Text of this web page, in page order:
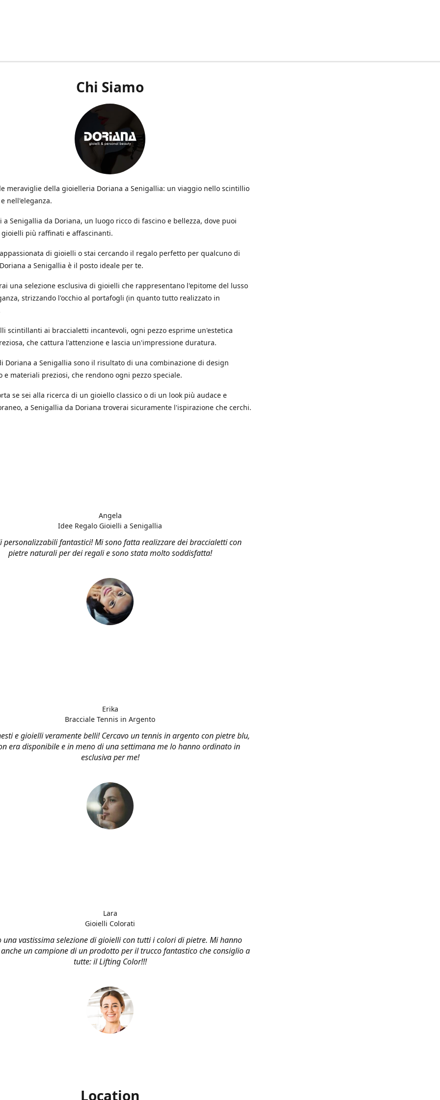
Chi Siamo
meraviglie della gioielleria Doriana a Senigallia: un viaggio nello scintillio
nell'eleganza.
a Senigallia da Doriana, un luogo ricco di fascino e bellezza, dove puoi
più raffinati e affascinanti.
di gioielli o stai cercando il regalo perfetto per qualcuno di
a Senigallia è il posto ideale per te.
una selezione esclusiva di gioielli che rappresentano l'epitome del lusso
strizzando l'occhio al portafogli (in quanto tutto realizzato in
scintillanti ai braccialetti incantevoli, ogni pezzo esprime un'estetica
che cattura l'attenzione e lascia un'impressione duratura.
Doriana a Senigallia sono il risultato di una combinazione di design
e materiali preziosi, che rendono ogni pezzo speciale.
se sei alla ricerca di un gioiello classico o di un look più audace e
a Senigallia da Doriana troverai sicuramente l'ispirazione che cerchi.
personalizzabili fantastici! Mi sono fatta realizzare dei braccialetti con
pietre naturali per dei regali e sono stata molto soddisfatta!
Angela
Idee Regalo Gioielli a Senigallia
e gioielli veramente belli! Cercavo un tennis in argento con pietre blu,
era disponibile e in meno di una settimana me lo hanno ordinato in
esclusiva per me!
Erika
Bracciale Tennis in Argento
una vastissima selezione di gioielli con tutti i colori di pietre. Mi hanno
un campione di un prodotto per il trucco fantastico che consiglio a
tutte: il Lifting Color!!!
Lara
Gioielli Colorati
Location